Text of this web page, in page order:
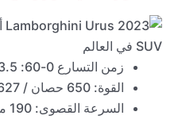
زمن التسارع 0-60: 3.5 ثانية
القوة: 650 حصان / 627 رطل-قدم
السرعة القصوى: 190 ميلا في الساعة